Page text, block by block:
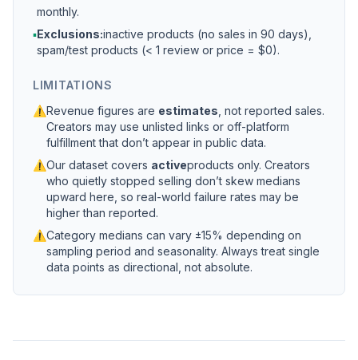
monthly.
▪Exclusions:inactive products (no sales in 90 days),
spam/test products (< 1 review or price = $0).
LIMITATIONS
⚠Revenue figures are estimates , not reported sales.
Creators may use unlisted links or off-platform
fulfillment that don’t appear in public data.
⚠Our dataset covers activeproducts only. Creators
who quietly stopped selling don’t skew medians
upward here, so real-world failure rates may be
higher than reported.
⚠Category medians can vary ±15% depending on
sampling period and seasonality. Always treat single
data points as directional, not absolute.